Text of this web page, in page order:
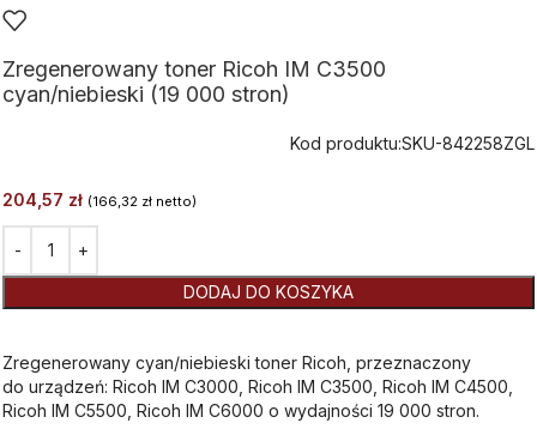
Zregenerowany toner Ricoh IM C3500
cyan/niebieski (19 000 stron)
Kod produktu:SKU-842258ZGL
204,57 zł (166,32 zł netto)
DODAJ DO KOSZYKA
Zregenerowany cyan/niebieski toner Ricoh, przeznaczony
do urządzeń: Ricoh IM C3000, Ricoh IM C3500, Ricoh IM C4500,
Ricoh IM C5500, Ricoh IM C6000 o wydajności 19 000 stron.